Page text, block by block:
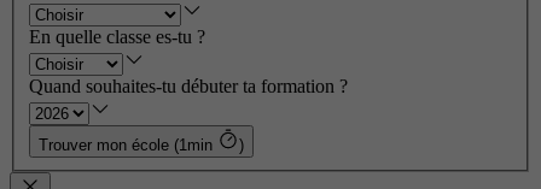
En quelle classe es-tu ?
Quand souhaites-tu débuter ta formation ?
Trouver mon école (1min )